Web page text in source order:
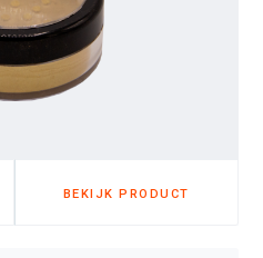
BEKIJK PRODUCT